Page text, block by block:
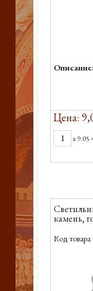
Описание:
Цена:
x9.05
камень,
Код товара :